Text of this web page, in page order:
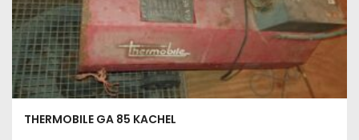
THERMOBILE GA 85 KACHEL